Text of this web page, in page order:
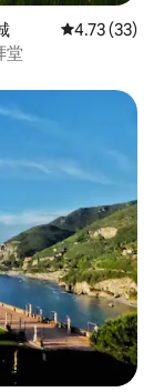
レビュー33
4.73 (33)
堂